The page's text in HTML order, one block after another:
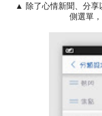
▲ 除了心情新聞、分享
側選單